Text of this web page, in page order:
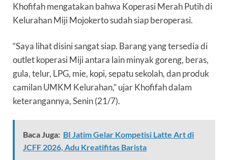
Khofifah mengatakan bahwa Koperasi Merah Putih di
Kelurahan Miji Mojokerto sudah siap beroperasi.
“Saya lihat disini sangat siap. Barang yang tersedia di
outlet koperasi Miji antara lain minyak goreng, beras,
gula, telur, LPG, mie, kopi, sepatu sekolah, dan produk
camilan UMKM Kelurahan,” ujar Khofifah dalam
keterangannya, Senin (21/7).
Baca Juga: BI Jatim Gelar Kompetisi Latte Art di
JCFF 2026, Adu Kreatifitas Barista